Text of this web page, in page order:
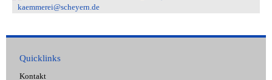
kaemmerei@scheyern.de
Quicklinks
Kontakt